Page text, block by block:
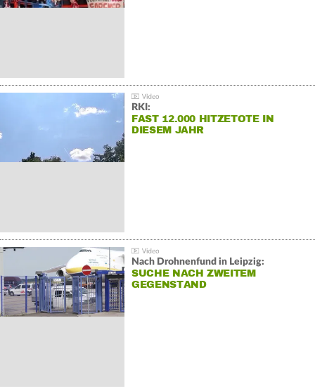
RKI:
FAST 12.000 HITZETOTE IN
DIESEM JAHR
Nach Drohnenfund in Leipzig:
SUCHE NACH ZWEITEM
GEGENSTAND